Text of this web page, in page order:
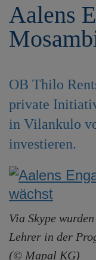
Aalens
OB Thilo
private
in Vilankulo
investieren.
Via Skype
Lehrer in der
(© Mapal KG)